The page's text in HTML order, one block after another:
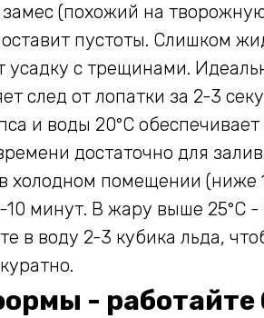
(похожий на
пустоты. Слишком
усадку с трещинами.
след от лопатки за 2-3
и воды 20°C
достаточно для
холодном помещении (ниже
минут. В жару выше 25°C
в воду 2-3 кубика льда,
- работайте